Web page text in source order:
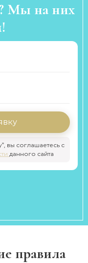
Мы на них
вы соглашаетесь с
данного сайта
правила